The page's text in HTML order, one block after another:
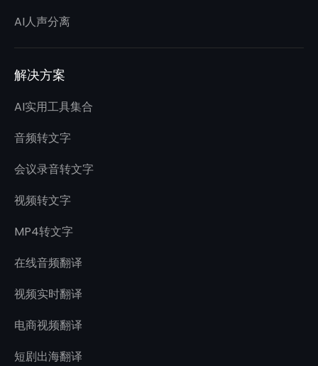
AI人声分离
解决方案
AI实用工具集合
音频转文字
会议录音转文字
视频转文字
MP4转文字
在线音频翻译
视频实时翻译
电商视频翻译
短剧出海翻译